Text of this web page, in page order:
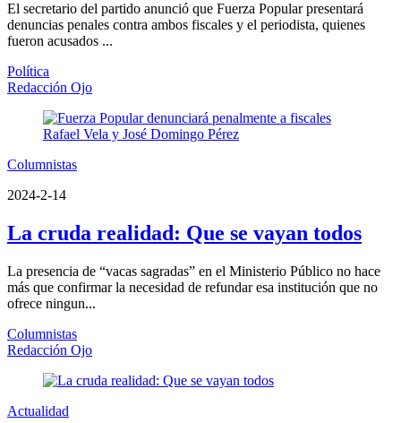
El secretario del partido anunció que Fuerza Popular presentará
denuncias penales contra ambos fiscales y el periodista, quienes
fueron acusados ...
Política
Redacción Ojo
Columnistas
2024-2-14
La cruda realidad: Que se vayan todos
La presencia de “vacas sagradas” en el Ministerio Público no hace
más que confirmar la necesidad de refundar esa institución que no
ofrece ningun...
Columnistas
Redacción Ojo
Actualidad